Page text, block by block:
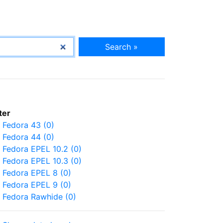
Search »
Fedora 43 (0)
Fedora 44 (0)
Fedora EPEL 10.2 (0)
Fedora EPEL 10.3 (0)
Fedora EPEL 8 (0)
Fedora EPEL 9 (0)
Fedora Rawhide (0)